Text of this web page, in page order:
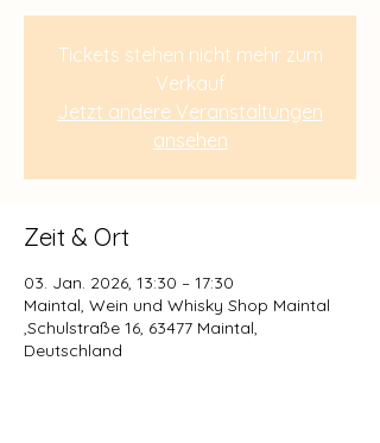
Tickets stehen nicht mehr zum
Verkauf
Jetzt andere Veranstaltungen
ansehen
Zeit & Ort
03. Jan. 2026, 13:30 – 17:30
Maintal, Wein und Whisky Shop Maintal
,Schulstraße 16, 63477 Maintal,
Deutschland